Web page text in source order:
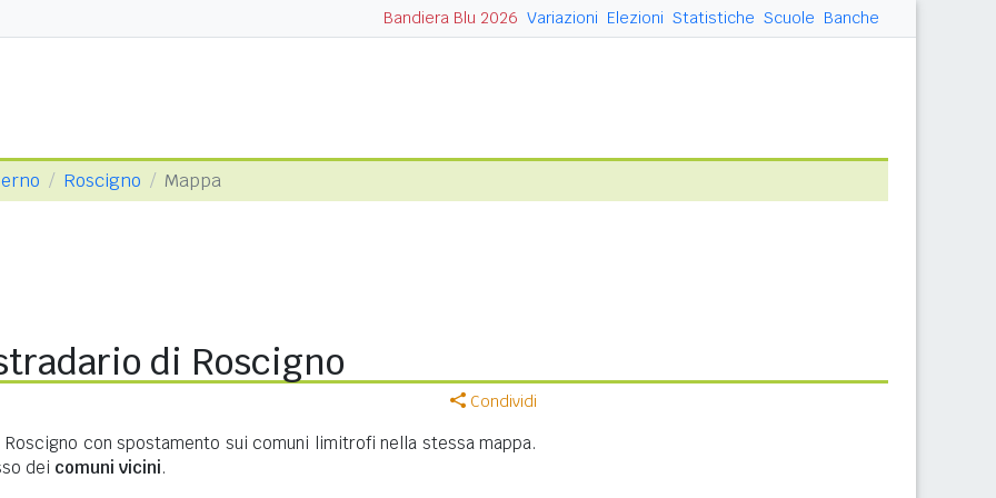
Bandiera Blu 2026 Variazioni Elezioni Statistiche Scuole Banche
Roscigno Mappa
di Roscigno
Condividi
con spostamento sui comuni limitrofi nella stessa mappa.
dei comuni vicini.